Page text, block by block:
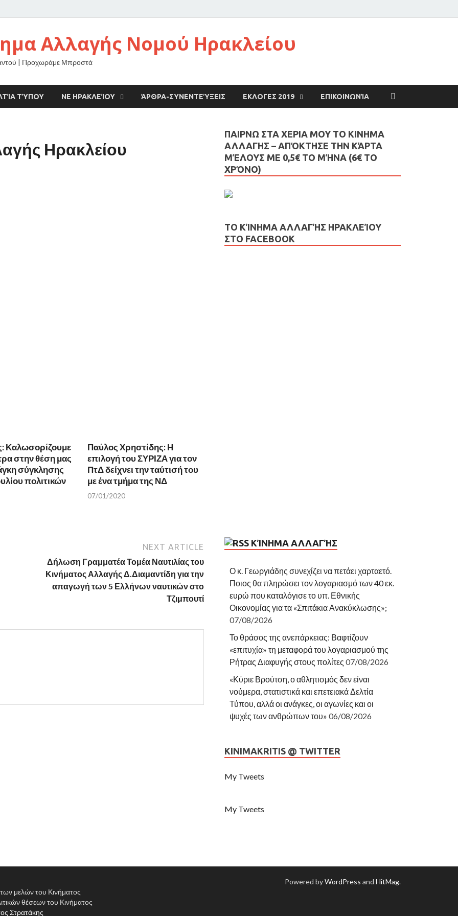
Αλλαγής Νομού Ηρακλείου
| Προχωράμε Μπροστά
ΤΎΠΟΥ ΝΕ ΗΡΑΚΛΕΊΟΥ ΆΡΘΡΑ-ΣΥΝΕΝΤΕΎΞΕΙΣ ΕΚΛΟΓΕΣ 2019 ΕΠΙΚΟΙΝΩΝΊΑ
Ηρακλείου
Καλωσορίζουμε
στην θέση μας
σύγκλησης
πολιτικών
Παύλος Χρηστίδης: Η
επιλογή του ΣΥΡΙΖΑ για τον
ΠτΔ δείχνει την ταύτισή του
με ένα τμήμα της ΝΔ
07/01/2020
NEXT ARTICLE
Δήλωση Γραμματέα Τομέα Ναυτιλίας του
Κινήματος Αλλαγής Δ.Διαμαντίδη για την
απαγωγή των 5 Ελλήνων ναυτικών στο
Τζιμπουτί
ΠΑΙΡΝΩ ΣΤΑ ΧΕΡΙΑ ΜΟΥ ΤΟ ΚΙΝΗΜΑ
ΑΛΛΑΓΗΣ – AΠΌΚΤΗΣΕ ΤΗΝ ΚΆΡΤΑ
ΜΈΛΟΥΣ ΜΕ 0,5€ ΤΟ ΜΉΝΑ (6€ ΤΟ
ΧΡΌΝΟ)
ΤΟ ΚΊΝΗΜΑ ΑΛΛΑΓΉΣ ΗΡΑΚΛΕΊΟΥ
ΣΤΟ FACEBOOK
ΚΊΝΗΜΑ ΑΛΛΑΓΉΣ
Ο κ. Γεωργιάδης συνεχίζει να πετάει χαρταετό.
Ποιος θα πληρώσει τον λογαριασμό των 40 εκ.
ευρώ που καταλόγισε το υπ. Εθνικής
Οικονομίας για τα «Σπιτάκια Ανακύκλωσης»;
07/08/2026
Το θράσος της ανεπάρκειας: Βαφτίζουν
«επιτυχία» τη μεταφορά του λογαριασμού της
Ρήτρας Διαφυγής στους πολίτες 07/08/2026
«Κύριε Βρούτση, ο αθλητισμός δεν είναι
νούμερα, στατιστικά και επετειακά Δελτία
Τύπου, αλλά οι ανάγκες, οι αγωνίες και οι
ψυχές των ανθρώπων του» 06/08/2026
KINIMAKRITIS @ TWITTER
My Tweets
My Tweets
μελών του Κινήματος
θέσεων του Κινήματος
Στρατάκης
Powered byWordPress and HitMag.